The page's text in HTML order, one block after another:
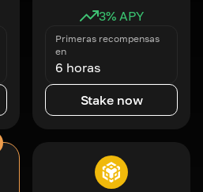
3% APY
Primeras recompensas
en
6 horas
Stake now